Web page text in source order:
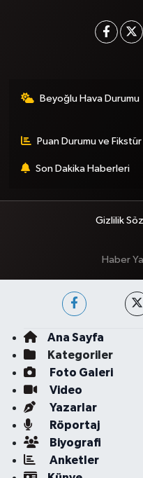
Beyoğlu Hava Durumu
Puan Durumu ve Fikstür
Son Dakika Haberleri
Gizlilik
Haber
Ana Sayfa
Kategoriler
Foto Galeri
Video
Yazarlar
Röportaj
Biyografi
Anketler